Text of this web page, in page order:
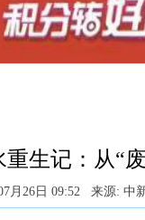
生记：从“
月26日 09:52 来源: 中